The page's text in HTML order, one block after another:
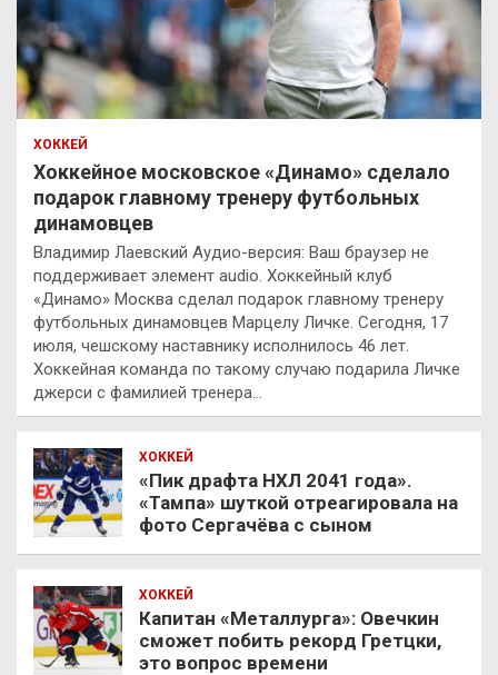
ХОККЕЙ
Хоккейное московское «Динамо» сделало
подарок главному тренеру футбольных
динамовцев
Владимир Лаевский Аудио-версия: Ваш браузер не
поддерживает элемент audio. Хоккейный клуб
«Динамо» Москва сделал подарок главному тренеру
футбольных динамовцев Марцелу Личке. Сегодня, 17
июля, чешскому наставнику исполнилось 46 лет.
Хоккейная команда по такому случаю подарила Личке
джерси с фамилией тренера…
ХОККЕЙ
«Пик драфта НХЛ 2041 года».
«Тампа» шуткой отреагировала на
фото Сергачёва с сыном
ХОККЕЙ
Капитан «Металлурга»: Овечкин
сможет побить рекорд Гретцки,
это вопрос времени